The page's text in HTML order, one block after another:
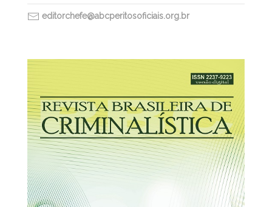
editorchefe@abcperitosoficiais.org.br